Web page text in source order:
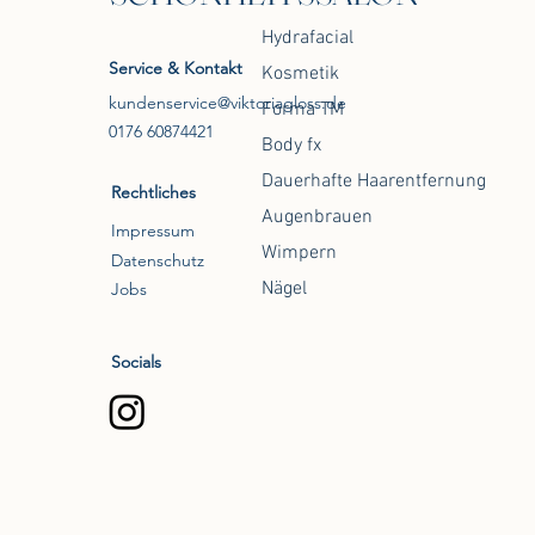
Service & Kontakt
kundenservice@viktoriagloss.de
0176 60874421
Rechtliches
Impressum
Datenschutz
Jobs
Socials
Hydrafacial
Kosmetik
Forma TM
Body fx
Dauerhafte Haarentfernung
Augenbrauen
Wimpern
Nägel